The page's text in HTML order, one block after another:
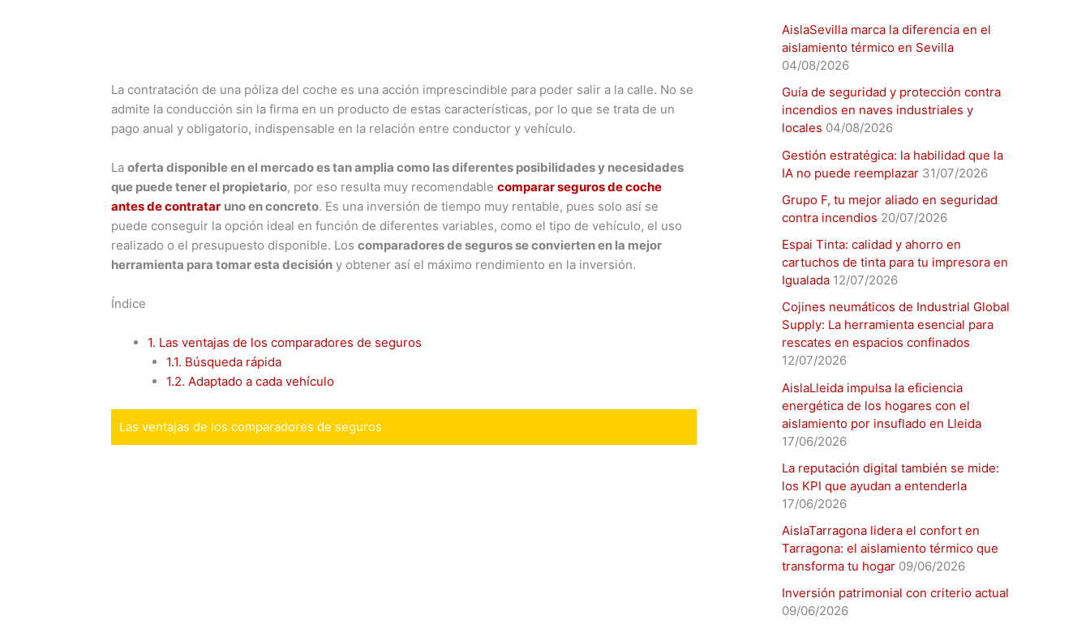
La contratación de una póliza del coche es una acción imprescindible para poder salir a la calle. No se
admite la conducción sin la firma en un producto de estas características, por lo que se trata de un
pago anual y obligatorio, indispensable en la relación entre conductor y vehículo.
La oferta disponible en el mercado es tan amplia como las diferentes posibilidades y necesidades
que puede tener el propietario, por eso resulta muy recomendable comparar seguros de coche
antes de contratar uno en concreto. Es una inversión de tiempo muy rentable, pues solo así se
puede conseguir la opción ideal en función de diferentes variables, como el tipo de vehículo, el uso
realizado o el presupuesto disponible. Los comparadores de seguros se convierten en la mejor
herramienta para tomar esta decisión y obtener así el máximo rendimiento en la inversión.
Índice
1. Las ventajas de los comparadores de seguros
1.1. Búsqueda rápida
1.2. Adaptado a cada vehículo
Las ventajas de los comparadores de seguros
AislaSevilla marca la diferencia en el
aislamiento térmico en Sevilla
04/08/2026
Guía de seguridad y protección contra
incendios en naves industriales y
locales 04/08/2026
Gestión estratégica: la habilidad que la
IA no puede reemplazar 31/07/2026
Grupo F, tu mejor aliado en seguridad
contra incendios 20/07/2026
Espai Tinta: calidad y ahorro en
cartuchos de tinta para tu impresora en
Igualada 12/07/2026
Cojines neumáticos de Industrial Global
Supply: La herramienta esencial para
rescates en espacios confinados
12/07/2026
AislaLleida impulsa la eficiencia
energética de los hogares con el
aislamiento por insuflado en Lleida
17/06/2026
La reputación digital también se mide:
los KPI que ayudan a entenderla
17/06/2026
AislaTarragona lidera el confort en
Tarragona: el aislamiento térmico que
transforma tu hogar 09/06/2026
Inversión patrimonial con criterio actual
09/06/2026